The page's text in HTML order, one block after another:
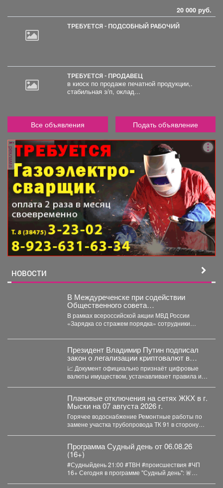
20 000 руб.
ТРЕБУЕТСЯ - ПОДСОБНЫЙ РАБОЧИЙ
ТРЕБУЕТСЯ - ПРОДАВЕЦ
в киоск по продаже печатной продукции,.
стабильная з/п, оклад...
Все объявления Подать объявление
реклама
НОВОСТИ
В Междуреченске при содействии
Общественного совета
полицейские провели утреннюю зарядку
для детей из лагеря дневного
пребывания
В рамках всероссийской акции МВД России
«Зарядка со стражем порядка» сотрудники
Президент Владимир Путин подписал
закон о легализации криптовалют в
России.
📈 Документ официально признаёт цифровые
валюты имуществом, устанавливает правила их
Плановые отключения на сетях ЖКХ в г.
Мыски на 07 августа 2026 г.
Горячее водоснабжение Ремонтные работы по
замене участка трубопровода ТК 91 в сторону
Программа Судный день от 06.08.26
(16+)
#Судныйдень 21:00 #ТВН #происшествия #ЧП
16+ Сегодня в программе "Судный день": 🚨